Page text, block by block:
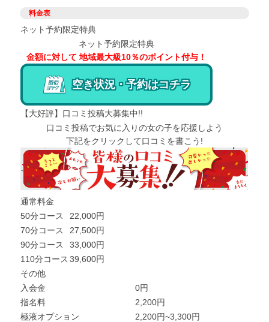
料金表
ネット予約限定特典
ネット予約限定特典
金額に対して 地域最大級10％のポイント付与！
空き状況・予約はコチラ
【大好評】口コミ投稿大募集中!!
口コミ投稿でお気に入りの女の子を応援しよう
下記をクリックして口コミを書こう!
通常料金
50分コース
22,000円
70分コース
27,500円
90分コース
33,000円
110分コース 39,600円
その他
入会金
0円
指名料
2,200円
極液オプション
2,200円~3,300円